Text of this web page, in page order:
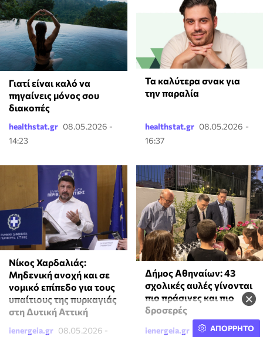
×
Γιατί είναι καλό να
πηγαίνεις μόνος σου
διακοπές
healthstat.gr 08.05.2026 -
14:23
Τα καλύτερα σνακ για
την παραλία
healthstat.gr 08.05.2026 -
16:37
Νίκος Χαρδαλιάς:
Μηδενική ανοχή και σε
νομικό επίπεδο για τους
υπαίτιους της πυρκαγιάς
στη Δυτική Αττική
ienergeia.gr 08.05.2026 -
Δήμος Αθηναίων: 43
σχολικές αυλές γίνονται
πιο πράσινες και πιο
δροσερές
ienergeia.gr 08.05.2026 -
ΑΠΟΡΡΗΤΟ